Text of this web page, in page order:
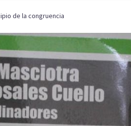
de la congruencia